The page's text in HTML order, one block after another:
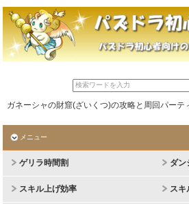
ガネーシャの財窟(ざいくつ)の攻略と周回パーテ
メニュー
ゲリラ時間割 ダン
スキル上げ効率 スキ